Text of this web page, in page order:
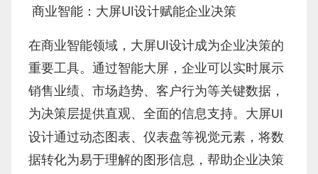
商业智能：大屏UI设计赋能企业决策
在商业智能领域，大屏UI设计成为企业决策的
重要工具。通过智能大屏，企业可以实时展示
销售业绩、市场趋势、客户行为等关键数据，
为决策层提供直观、全面的信息支持。大屏UI
设计通过动态图表、仪表盘等视觉元素，将数
据转化为易于理解的图形信息，帮助企业决策